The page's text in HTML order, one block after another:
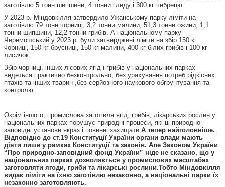
заготівлю 5 тонн шипшини, 4 тонни гледу і 300 кг чебрецю.
У 2023 р. Міндовкілля затвердило Ужанському парку ліміти на
заготівлю 79 тонн чорниці, 3,2 тонни малини, 51,3 тонни ожини, 1,1
тонни шипшини, 12,2 тонни грибів. А національному парку
Черемошський у 2023 р. були затверджені ліміти на збір 150 кг
чорниці, 150 кг брусниці, 150 кг малини, 400 кг білих грибів і 100 кг
лисичок.
Збір чорниці, інших лісових ягід і грибів у національних парках
ведеться практично безконтрольно, без урахування потреб рідкісних
птахів та інших тварин ,без серйозного наукового обґрунтування та
контролю.
Окрім іншого, промислова заготівля ягід, грибів, лікарських рослин у
національних парках порушує природні процеси, які ці природно-
заповідні установи якраз і повинні захищати.А тепер найголовніше.
Відповідно до ст.19 Конституції України органи влади мають
діяти лише у рамках Конституції та законів. Але Законом України
“Про природно-заповідний фонд України” ніде не сказано, що у
національних парках дозволяється у промислових масштабах
заготовляти ягоди, гриби та лікарські рослини.Тобто Міндовкілля
видає ліміти на їхню заготівлю незаконно, а національні парки їх
незаконно заготовляють.